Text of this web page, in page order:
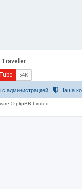
Наша
с администрацией
© phpBB Limited